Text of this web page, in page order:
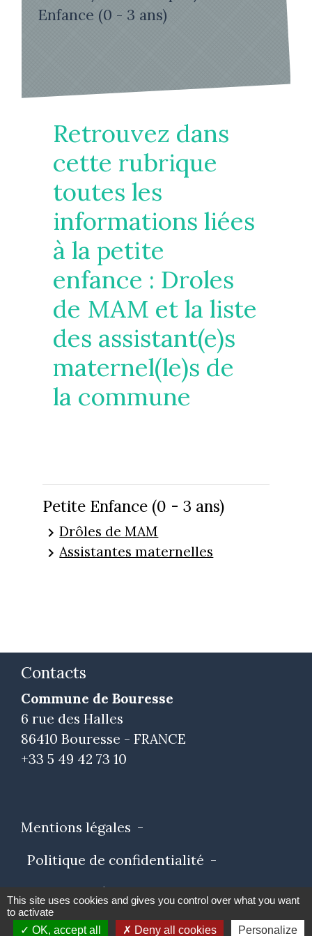
Enfance (0 - 3 ans)
Retrouvez dans
cette rubrique
toutes les
informations liées
à la petite
enfance : Droles
de MAM et la liste
des assistant(e)s
maternel(le)s de
la commune
Petite Enfance (0 - 3 ans)
keyboard_arrow_rightDrôles de MAM
keyboard_arrow_rightAssistantes maternelles
Contacts
Commune de Bouresse
6 rue des Halles
86410 Bouresse - FRANCE
+33 5 49 42 73 10
Mentions légales -
Politique de confidentialité -
Accessibilité
Plan du site
-
Gestion des cookies
This site uses cookies and gives you control over what you want
to activate
OK, accept all
Deny all cookies Personalize